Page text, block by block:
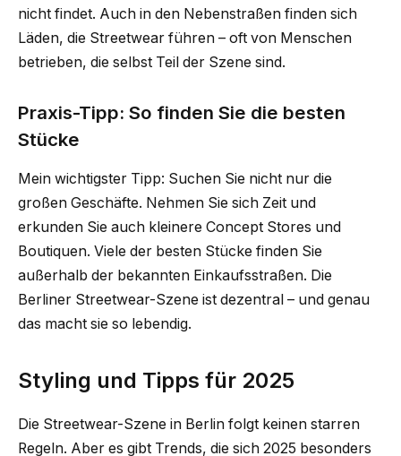
nicht findet. Auch in den Nebenstraßen finden sich
Läden, die Streetwear führen – oft von Menschen
betrieben, die selbst Teil der Szene sind.
Praxis-Tipp: So finden Sie die besten
Stücke
Mein wichtigster Tipp: Suchen Sie nicht nur die
großen Geschäfte. Nehmen Sie sich Zeit und
erkunden Sie auch kleinere Concept Stores und
Boutiquen. Viele der besten Stücke finden Sie
außerhalb der bekannten Einkaufsstraßen. Die
Berliner Streetwear-Szene ist dezentral – und genau
das macht sie so lebendig.
Styling und Tipps für 2025
Die Streetwear-Szene in Berlin folgt keinen starren
Regeln. Aber es gibt Trends, die sich 2025 besonders